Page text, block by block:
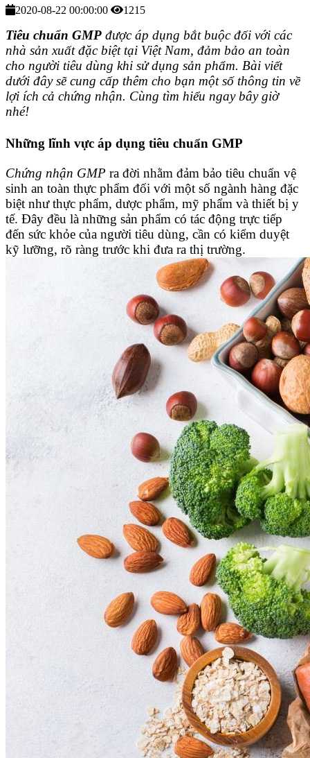
2020-08-22 00:00:00 1215
Tiêu chuẩn GMP được áp dụng bắt buộc đối với các
nhà sản xuất đặc biệt tại Việt Nam, đảm bảo an toàn
cho người tiêu dùng khi sử dụng sản phẩm. Bài viết
dưới đây sẽ cung cấp thêm cho bạn một số thông tin về
lợi ích cả chứng nhận. Cùng tìm hiểu ngay bây giờ
nhé!
Những lĩnh vực áp dụng tiêu chuẩn GMP
Chứng nhận GMP ra đời nhằm đảm bảo tiêu chuẩn vệ
sinh an toàn thực phẩm đối với một số ngành hàng đặc
biệt như thực phẩm, dược phẩm, mỹ phẩm và thiết bị y
tế. Đây đều là những sản phẩm có tác động trực tiếp
đến sức khỏe của người tiêu dùng, cần có kiểm duyệt
kỹ lưỡng, rõ ràng trước khi đưa ra thị trường.